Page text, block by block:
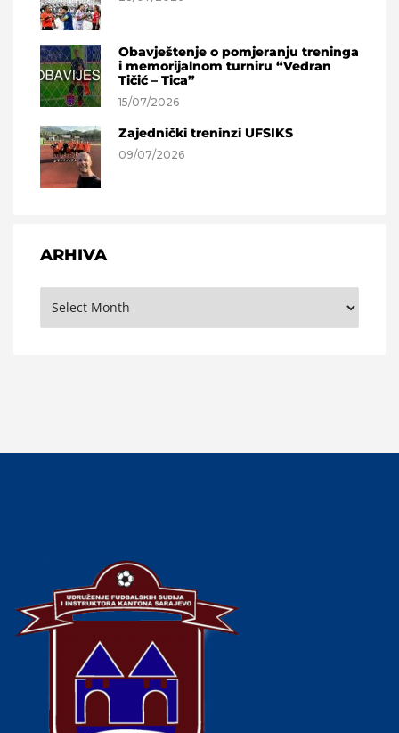
Obavještenje o pomjeranju treninga
i memorijalnom turniru “Vedran
Tičić – Tica”
15/07/2026
Zajednički treninzi UFSIKS
09/07/2026
ARHIVA